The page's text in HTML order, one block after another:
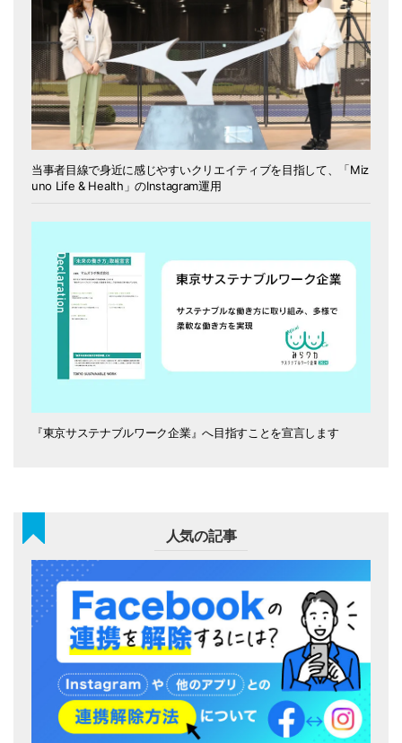
当事者目線で身近に感じやすいクリエイティブを目指して、「Miz
uno Life & Health」のInstagram運用
『東京サステナブルワーク企業』へ目指すことを宣言します
人気の記事